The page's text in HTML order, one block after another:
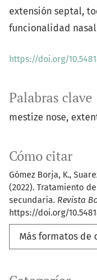
Palabras clave
mestize nose
Cómo citar
Gómez Borja, K.,
(2022). Tratamiento
secundaria. Revista
https://doi.org/
Más formatos de
extensión septal,
funcionalidad
https://doi.org/